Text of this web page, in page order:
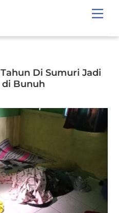
Di Sumuri Jadi
di Bunuh